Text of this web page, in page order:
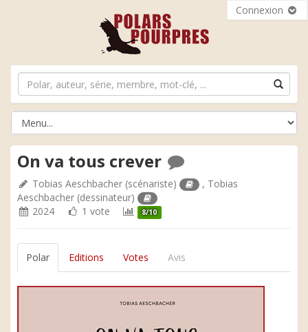
Connexion
On va tous crever
Tobias Aeschbacher (scénariste) , Tobias
Aeschbacher (dessinateur)
2024
1 vote 8/10
Polar Editions Votes Avis